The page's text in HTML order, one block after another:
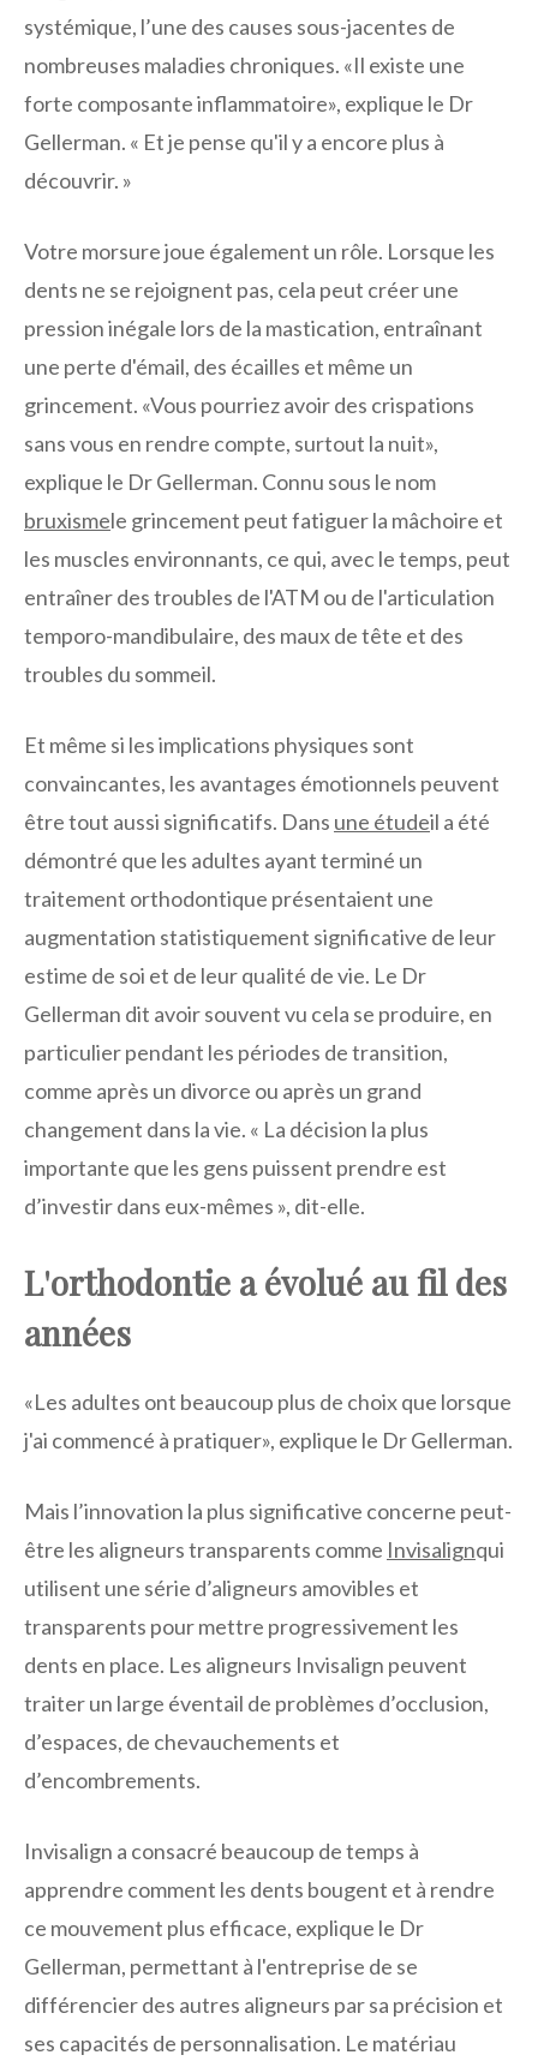
systémique, l’une des causes sous-jacentes de
nombreuses maladies chroniques. «Il existe une
forte composante inflammatoire», explique le Dr
Gellerman. « Et je pense qu'il y a encore plus à
découvrir. »
Votre morsure joue également un rôle. Lorsque les
dents ne se rejoignent pas, cela peut créer une
pression inégale lors de la mastication, entraînant
une perte d'émail, des écailles et même un
grincement. «Vous pourriez avoir des crispations
sans vous en rendre compte, surtout la nuit»,
explique le Dr Gellerman. Connu sous le nom
bruxismele grincement peut fatiguer la mâchoire et
les muscles environnants, ce qui, avec le temps, peut
entraîner des troubles de l'ATM ou de l'articulation
temporo-mandibulaire, des maux de tête et des
troubles du sommeil.
Et même si les implications physiques sont
convaincantes, les avantages émotionnels peuvent
être tout aussi significatifs. Dans une étudeil a été
démontré que les adultes ayant terminé un
traitement orthodontique présentaient une
augmentation statistiquement significative de leur
estime de soi et de leur qualité de vie. Le Dr
Gellerman dit avoir souvent vu cela se produire, en
particulier pendant les périodes de transition,
comme après un divorce ou après un grand
changement dans la vie. « La décision la plus
importante que les gens puissent prendre est
d’investir dans eux-mêmes », dit-elle.
L'orthodontie a évolué au fil des
années
«Les adultes ont beaucoup plus de choix que lorsque
j'ai commencé à pratiquer», explique le Dr Gellerman.
Mais l’innovation la plus significative concerne peut-
être les aligneurs transparents comme Invisalignqui
utilisent une série d’aligneurs amovibles et
transparents pour mettre progressivement les
dents en place. Les aligneurs Invisalign peuvent
traiter un large éventail de problèmes d’occlusion,
d’espaces, de chevauchements et
d’encombrements.
Invisalign a consacré beaucoup de temps à
apprendre comment les dents bougent et à rendre
ce mouvement plus efficace, explique le Dr
Gellerman, permettant à l'entreprise de se
différencier des autres aligneurs par sa précision et
ses capacités de personnalisation. Le matériau